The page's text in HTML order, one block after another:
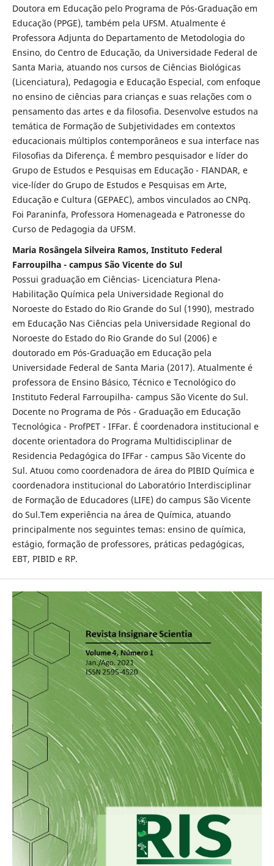
Doutora em Educação pelo Programa de Pós-Graduação em
Educação (PPGE), também pela UFSM. Atualmente é
Professora Adjunta do Departamento de Metodologia do
Ensino, do Centro de Educação, da Universidade Federal de
Santa Maria, atuando nos cursos de Ciências Biológicas
(Licenciatura), Pedagogia e Educação Especial, com enfoque
no ensino de ciências para crianças e suas relações com o
pensamento das artes e da filosofia. Desenvolve estudos na
temática de Formação de Subjetividades em contextos
educacionais múltiplos contemporâneos e sua interface nas
Filosofias da Diferença. É membro pesquisador e líder do
Grupo de Estudos e Pesquisas em Educação - FIANDAR, e
vice-líder do Grupo de Estudos e Pesquisas em Arte,
Educação e Cultura (GEPAEC), ambos vinculados ao CNPq.
Foi Paraninfa, Professora Homenageada e Patronesse do
Curso de Pedagogia da UFSM.
Maria Rosângela Silveira Ramos, Instituto Federal
Farroupilha - campus São Vicente do Sul
Possui graduação em Ciências- Licenciatura Plena-
Habilitação Química pela Universidade Regional do
Noroeste do Estado do Rio Grande do Sul (1990), mestrado
em Educação Nas Ciências pela Universidade Regional do
Noroeste do Estado do Rio Grande do Sul (2006) e
doutorado em Pós-Graduação em Educação pela
Universidade Federal de Santa Maria (2017). Atualmente é
professora de Ensino Básico, Técnico e Tecnológico do
Instituto Federal Farroupilha- campus São Vicente do Sul.
Docente no Programa de Pós - Graduação em Educação
Tecnológica - ProfPET - IFFar. É coordenadora institucional e
docente orientadora do Programa Multidisciplinar de
Residencia Pedagógica do IFFar - campus São Vicente do
Sul. Atuou como coordenadora de área do PIBID Química e
coordenadora institucional do Laboratório Interdisciplinar
de Formação de Educadores (LIFE) do campus São Vicente
do Sul.Tem experiência na área de Química, atuando
principalmente nos seguintes temas: ensino de química,
estágio, formação de professores, práticas pedagógicas,
EBT, PIBID e RP.